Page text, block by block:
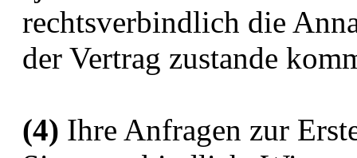
rechtsverbindlich die
der Vertrag zustande
(4) Ihre Anfragen zur